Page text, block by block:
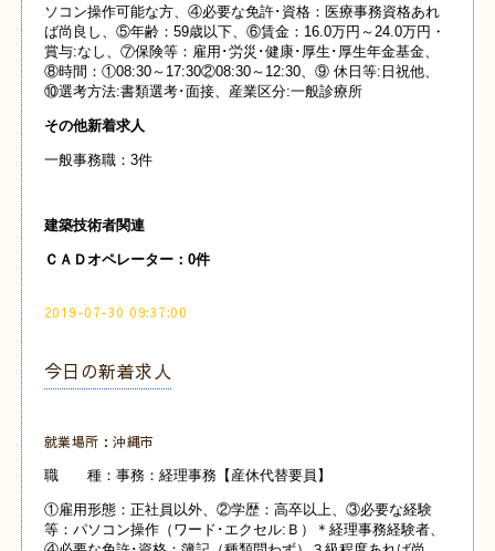
ソコン操作可能な方、④必要な免許･資格：医療事務資格あれ
ば尚良し、⑤年齢：59歳以下、⑥賃金：16.0万円～24.0万円・
賞与:なし、⑦保険等：雇用･労災･健康･厚生･厚生年金基金、
⑧時間：①08:30～17:30②08:30～12:30、⑨ 休日等:日祝他、
⑩選考方法:書類選考･面接、産業区分:一般診療所
その他新着求人
一般事務職：3件
建築技術者関連
ＣＡＤオペレーター：0件
2019-07-30 09:37:00
今日の新着求人
就業場所：沖縄市
職 種：事務：経理事務【産休代替要員】
①雇用形態：正社員以外、②学歴：高卒以上、③必要な経験
等：パソコン操作（ワード･エクセル:Ｂ）＊経理事務経験者、